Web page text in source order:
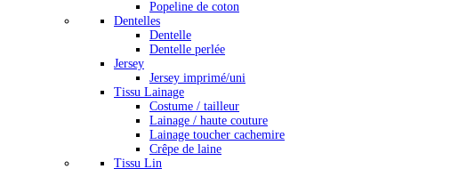
Popeline de coton
Dentelles
Dentelle
Dentelle perlée
Jersey
Jersey imprimé/uni
Tissu Lainage
Costume / tailleur
Lainage / haute couture
Lainage toucher cachemire
Crêpe de laine
Tissu Lin